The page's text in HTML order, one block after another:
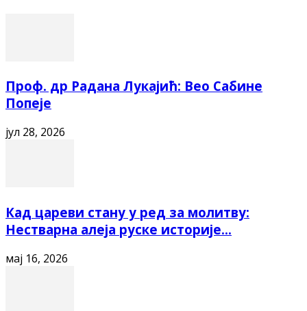
Проф. др Радана Лукајић: Вео Сабине
Попеје
јул 28, 2026
Кад цареви стану у ред за молитву:
Нестварна алеја руске историје...
мај 16, 2026